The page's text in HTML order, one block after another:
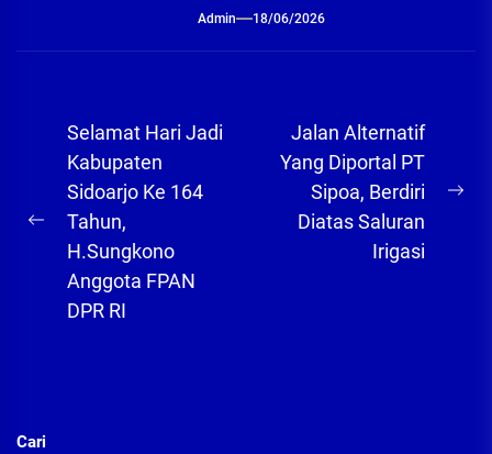
Admin 18/06/2026
Navigasi
pos
Previous
post:
Selamat Hari Jadi
Kabupaten
Sidoarjo Ke 164
Tahun,
H.Sungkono
Anggota FPAN
DPR RI
Jalan Alternatif
Yang Diportal PT
Sipoa, Berdiri
Diatas Saluran
Irigasi
Cari